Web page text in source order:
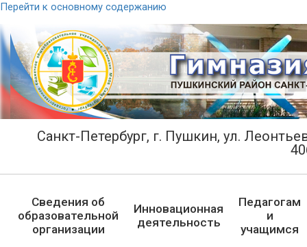
Перейти к основному содержанию
Санкт-Петербург, г. Пушкин, ул.
Сведения об
образовательной
организации
Инновационная
деятельность
Педагогам
и
учащимся